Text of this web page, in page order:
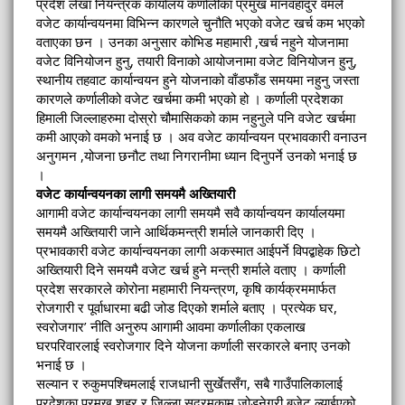
वजेट कार्यान्वयनमा विभिन्न कारणले चुनौति भएको वजेट खर्च कम भएको
वताएका छन । उनका अनुसार कोभिड महामारी ,खर्च नहुने योजनामा
वजेट विनियोजन हुनु, तयारी विनाको आयोजनामा वजेट विनियोजन हुनु,
स्थानीय तहवाट कार्यान्वयन हुने योजनाको वाँडफाँड समयमा नहुनु जस्ता
कारणले कर्णालीको वजेट खर्चमा कमी भएको हो । कर्णाली प्रदेशका
हिमाली जिल्लाहरुमा दोस्रो चौमासिकको काम नहुनुले पनि वजेट खर्चमा
कमी आएको वमको भनाई छ । अव वजेट कार्यान्वयन प्रभावकारी वनाउन
अनुगमन ,योजना छनौट तथा निगरानीमा ध्यान दिनुपर्ने उनको भनाई छ
।
वजेट कार्यान्वयनका लागी समयमै अख्तियारी
आगामी वजेट कार्यान्वयनका लागी समयमै सवै कार्यान्वयन कार्यालयमा
समयमै अख्तियारी जाने आर्थिकमन्त्री शर्माले जानकारी दिए ।
प्रभावकारी वजेट कार्यान्वयनका लागी अकस्मात आईपर्ने विपद्बाहेक छिटो
अख्तियारी दिने समयमै वजेट खर्च हुने मन्त्री शर्माले वताए । कर्णाली
प्रदेश सरकारले कोरोना महामारी नियन्त्रण, कृषि कार्यक्रममार्फत
रोजगारी र पूर्वाधारमा बढी जोड दिएको शर्माले बताए । प्रत्येक घर,
स्वरोजगार’ नीति अनुरुप आगामी आवमा कर्णालीका एकलाख
घरपरिवारलाई स्वरोजगार दिने योजना कर्णाली सरकारले बनाए उनको
भनाई छ ।
सल्यान र रुकुमपश्चिमलाई राजधानी सुर्खेतसँग, सबै गाउँपालिकालाई